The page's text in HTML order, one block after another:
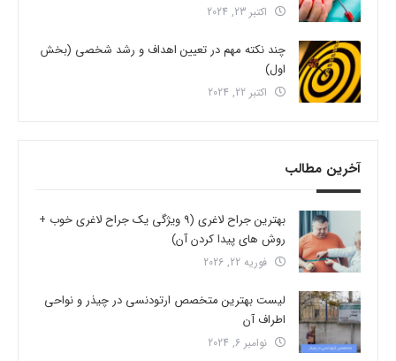
اکتبر 23, 2024
چند نکته مهم در تعیین اهداف و رشد شخصی (بخش
اول)
اکتبر 22, 2024
آخرین مطالب
بهترین جراح لاغری (9 ویژگی یک جراح لاغری خوب +
روش های پیدا کردن آن)
فوریه 22, 2026
لیست بهترین متخصص ارتودنسی در چیذر و نواحی
اطراف آن
نوامبر 6, 2024